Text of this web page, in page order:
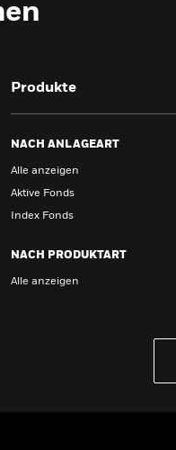
Produkte
NACH ANLAGEART
Alle anzeigen
Aktive Fonds
Index Fonds
NACH PRODUKTART
Alle anzeigen